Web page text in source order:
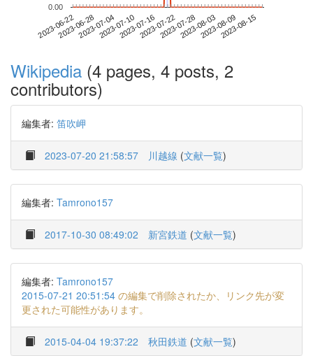
2023-06-222023-06-282023-07-042023-07-102023-07-162023-07-222023-07-282023-08-032023-08-092023-08-15
0.00
Wikipedia (4 pages, 4 posts, 2
contributors)
編集者: 笛吹岬
2023-07-20 21:58:57 川越線 (文献一覧)
編集者: Tamrono157
2017-10-30 08:49:02 新宮鉄道 (文献一覧)
編集者: Tamrono157
2015-07-21 20:51:54 の編集で削除されたか、リンク先が変
更された可能性があります。
2015-04-04 19:37:22 秋田鉄道 (文献一覧)